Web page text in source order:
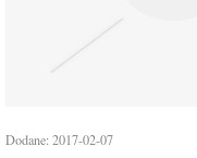
Dodane: 2017-02-07